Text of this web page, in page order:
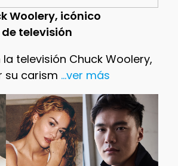
Woolery, icónico
televisión
televisión Chuck Woolery,
su carism ...ver más